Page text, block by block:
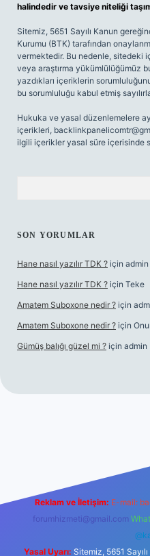
halindedir ve tavsiye niteliği
Sitemiz, 5651 Sayılı Kanun
Kurumu (BTK) tarafından
vermektedir. Bu nedenle, sitedeki
veya araştırma yükümlülüğümüz
yazdıkları içeriklerin
bu sorumluluğu kabul etmiş
Hukuka ve yasal düzenlemelere
içerikleri,
ilgili içerikler yasal süre içerisinde
SON YORUMLAR
Hane nasıl yazılır TDK ? için admin
Hane nasıl yazılır TDK ? için Teke
Amatem Suboxone nedir ? için
Amatem Suboxone nedir ? için
Gümüş balığı güzel mi ? için admin
Reklam ve İletişim: E-mail:
forumhizmeti@gmail.com
Yasal Uyarı: Sitemiz, 5651